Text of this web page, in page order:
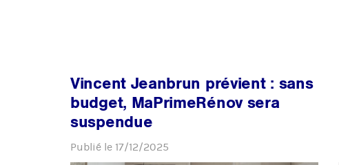
Vincent Jeanbrun prévient : sans
budget, MaPrimeRénov sera
suspendue
Publié le 17/12/2025